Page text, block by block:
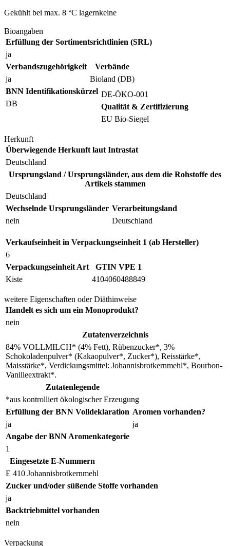
Gekühlt bei max. 8 °C lagernkeine
Bioangaben
Erfüllung der Sortimentsrichtlinien (SRL)
ja
Verbandszugehörigkeit
ja
Verbände
Bioland (DB)
BNN Identifikationskürzel
DB
DE-ÖKO-001
Qualität & Zertifizierung
EU Bio-Siegel
Herkunft
Überwiegende Herkunft laut Intrastat
Deutschland
Ursprungsland / Ursprungsländer, aus dem die Rohstoffe des
Artikels stammen
Deutschland
Wechselnde Ursprungsländer
nein
Verarbeitungsland
Deutschland
Verkaufseinheit in Verpackungseinheit 1 (ab Hersteller)
6
Verpackungseinheit Art
Kiste
GTIN VPE 1
4104060488849
weitere Eigenschaften oder Diäthinweise
Handelt es sich um ein Monoprodukt?
nein
Zutatenverzeichnis
84% VOLLMILCH* (4% Fett), Rübenzucker*, 3%
Schokoladenpulver* (Kakaopulver*, Zucker*), Reisstärke*,
Maisstärke*, Verdickungsmittel: Johannisbrotkernmehl*, Bourbon-
Vanilleextrakt*.
Zutatenlegende
*aus kontrolliert ökologischer Erzeugung
Erfüllung der BNN Volldeklaration
ja
Aromen vorhanden?
ja
Angabe der BNN Aromenkategorie
1
Eingesetzte E-Nummern
E 410 Johannisbrotkernmehl
Zucker und/oder süßende Stoffe vorhanden
ja
Backtriebmittel vorhanden
nein
Verpackung